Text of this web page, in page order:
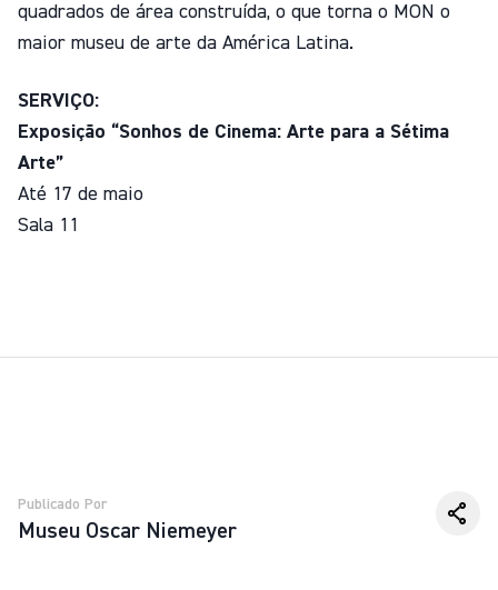
quadrados de área construída, o que torna o MON o
maior museu de arte da América Latina.
SERVIÇO:
Exposição “Sonhos de Cinema: Arte para a Sétima
Arte”
Até 17 de maio
Sala 11
Publicado Por
Museu Oscar Niemeyer